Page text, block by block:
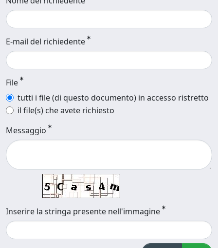
E-mail del richiedente
File
tutti i file (di questo documento) in accesso ristretto
il file(s) che avete richiesto
Messaggio
Inserire la stringa presente nell'immagine